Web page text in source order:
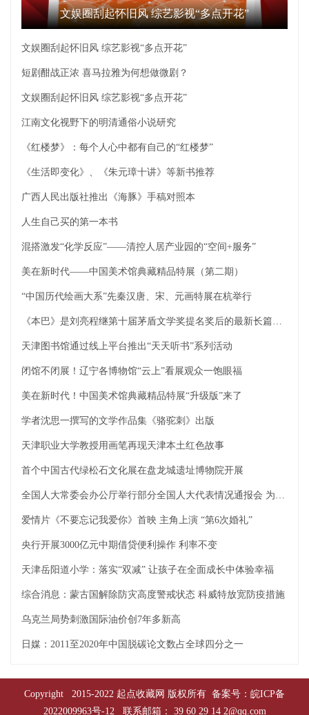
文娱圈刮起怀旧风 综艺影视“多点开花”
文娱圈刮起怀旧风 综艺影视“多点开花”
短剧酣战正浓 喜马拉雅为何想做微剧？
文娱圈刮起怀旧风 综艺影视“多点开花”
江南文化视野下的明清通俗小说研究
《红楼梦》：每个人心中都有自己的“红楼梦”
《生活即变化》、《朱元璋十讲》等新书推荐
广西人民出版社推出《海豚》手稿对照本
人生自己买的第一本书
混搭激发“化学反应”——清控人居产业园的“空间+服务”
美在新时代——中国美术馆典藏精品特展（第二期）
“中国历代绘画大系”先秦汉唐、宋、元画特展在杭举行
《本巴》是刘亮程继第十届茅盾文学奖提名奖后的最新长篇小说
天津图书馆通过线上平台推出“天天听书”系列活动
闭馆不闭展！辽宁各博物馆“云上”看展观众一饱眼福
美在新时代！中国美术馆典藏精品特展“升级版”来了
学者沈思一撰写的文学作品集《骆驼刺》出版
天津职业大学教授用画笔再现天津本土红色故事
首个中国古代绿松石文化展在盘龙城遗址博物院开展
全国人大常委会办公厅举行部分全国人大代表情况通报会 为代表出席十三届全国人大五次会议作准备
爱情片《不要忘记我爱你》首映 主角上演 “第6次婚礼”
央行开展3000亿元中期借贷便利操作 利率不变
天津岳阳道小学：落实“双减” 让孩子在全面成长中体验幸福
综合消息：蒙古国解除防灾高度警戒状态 科威特放宽防疫措施
乌克兰局势刺激国际油价创7年多新高
日媒：2011至2020年中国脱碳论文数占全球四分之一
Copyright 2015-2022 起点收藏网 版权所有 备案号： 皖ICP备
2022009963号-12联系邮箱： 39 60 29 14 2@qq.com